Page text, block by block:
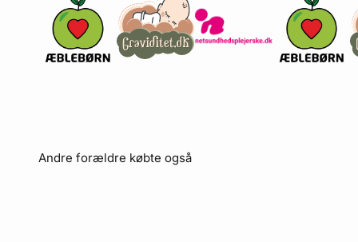
Andre forældre købte også